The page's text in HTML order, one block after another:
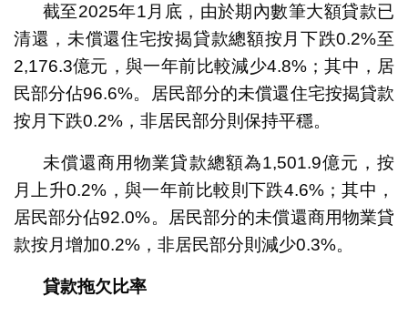
截至2025年1月底，由於期內數筆大額貸款已
清還，未償還住宅按揭貸款總額按月下跌0.2%至
2,176.3億元，與一年前比較減少4.8%；其中，居
民部分佔96.6%。居民部分的未償還住宅按揭貸款
按月下跌0.2%，非居民部分則保持平穩。
未償還商用物業貸款總額為1,501.9億元，按
月上升0.2%，與一年前比較則下跌4.6%；其中，
居民部分佔92.0%。居民部分的未償還商用物業貸
款按月增加0.2%，非居民部分則減少0.3%。
貸款拖欠比率